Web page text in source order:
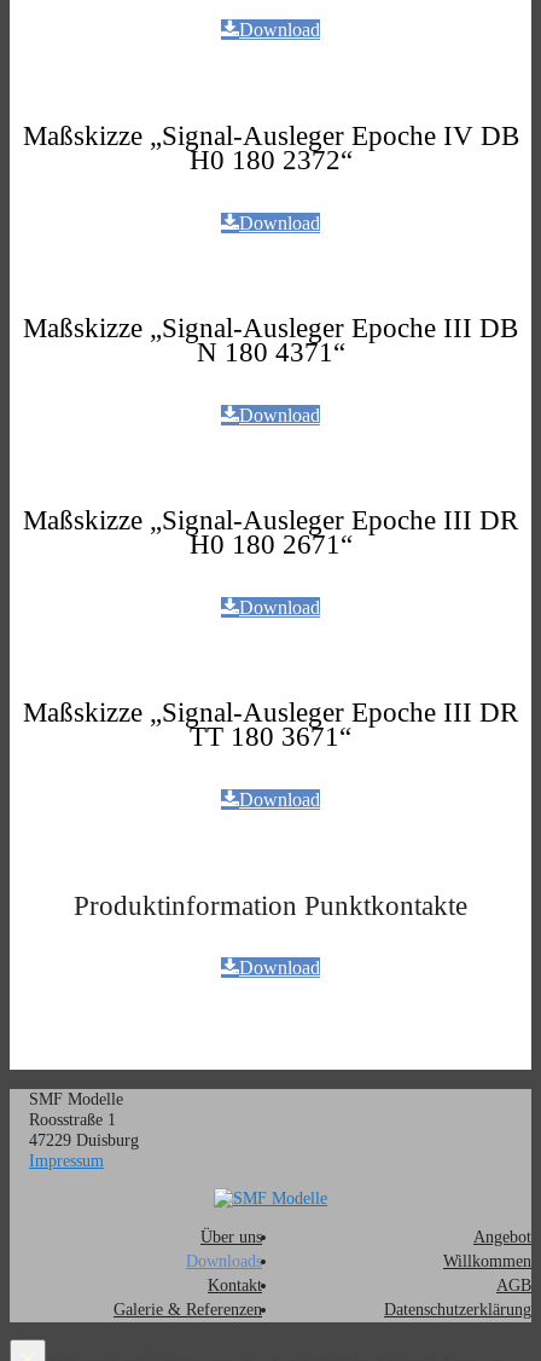
Download
Maßskizze „Signal-Ausleger Epoche IV DB
H0 180 2372“
Download
Maßskizze „Signal-Ausleger Epoche III DB
N 180 4371“
Download
Maßskizze „Signal-Ausleger Epoche III DR
H0 180 2671“
Download
Maßskizze „Signal-Ausleger Epoche III DR
TT 180 3671“
Download
Produktinformation Punktkontakte
Download
SMF Modelle
Roosstraße 1
47229 Duisburg
Impressum
Über uns
Downloads
Kontakt
Galerie & Referenzen
Angebot
Willkommen
AGB
Datenschutzerklärung